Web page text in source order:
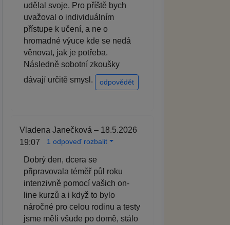
udělal svoje. Pro příště bych
uvažoval o individuálním
přístupe k učení, a ne o
hromadné výuce kde se nedá
věnovat, jak je potřeba.
Následně sobotní zkoušky
dávají určitě smysl.
odpovědět
Vladena Janečková – 18.5.2026
19:07
1 odpoveď rozbalit
Dobrý den, dcera se
připravovala téměř půl roku
intenzivně pomocí vašich on-
line kurzů a i když to bylo
náročné pro celou rodinu a testy
jsme měli všude po domě, stálo